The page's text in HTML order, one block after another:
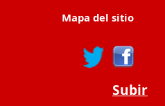
Mapa del sitio
Subir